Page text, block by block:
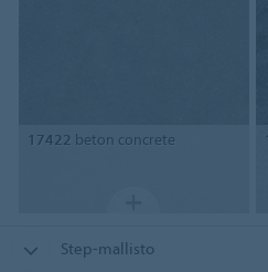
17422 beton concrete
Step-mallisto